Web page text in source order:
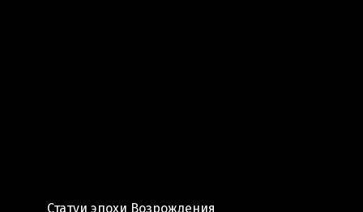
Статуи эпохи Возрождения